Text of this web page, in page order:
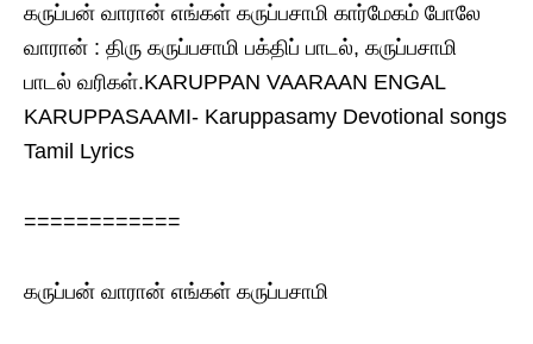
கருப்பன் வாரான் எங்கள் கருப்பசாமி கார்மேகம் போலே
வாரான் : திரு கருப்பசாமி பக்திப் பாடல், கருப்பசாமி
பாடல் வரிகள்.KARUPPAN VAARAAN ENGAL
KARUPPASAAMI- Karuppasamy Devotional songs
Tamil Lyrics
============
கருப்பன் வாரான் எங்கள் கருப்பசாமி